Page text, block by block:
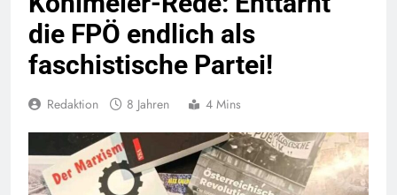
die FPÖ endlich als
faschistische Partei!
Redaktion 8 Jahren 4 Mins